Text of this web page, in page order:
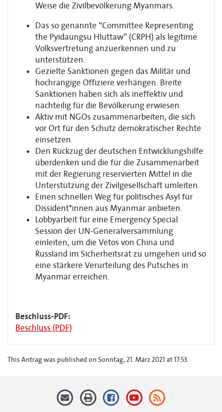
Weise die Zivilbevölkerung Myanmars.
Das so genannte “Committee Representing
the Pyidaungsu Hluttaw” (CRPH) als legitime
Volksvertretung anzuerkennen und zu
unterstützen.
Gezielte Sanktionen gegen das Militär und
hochrangige Offiziere verhängen. Breite
Sanktionen haben sich als ineffektiv und
nachteilig für die Bevölkerung erwiesen.
Aktiv mit NGOs zusammenarbeiten, die sich
vor Ort für den Schutz demokratischer Rechte
einsetzen.
Den Rückzug der deutschen Entwicklungshilfe
überdenken und die für die Zusammenarbeit
mit der Regierung reservierten Mittel in die
Unterstützung der Zivilgesellschaft umleiten.
Einen schnellen Weg für politisches Asyl für
Dissident*innen aus Myanmar anbieten.
Lobbyarbeit für eine Emergency Special
Session der UN-Generalversammlung
einleiten, um die Vetos von China und
Russland im Sicherheitsrat zu umgehen und so
eine stärkere Verurteilung des Putsches in
Myanmar erreichen.
Beschluss-PDF:
Beschluss (PDF)
This Antrag was published on Sonntag, 21. März 2021 at 17:53.